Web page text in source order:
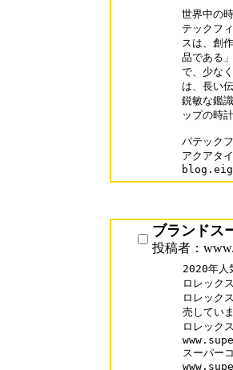
世界中の
テックフ
スは、創
品である
で、少な
は、長い
鋭敏な鑑
ップの時
パテック
アクア
ブランドス
投稿者：
2020年人
ロレック
ロレック
売していま
ロレック
スーパー